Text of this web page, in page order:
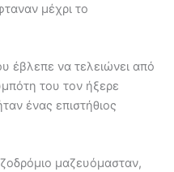
μέχρι το
έβλεπε να τελειώνει από
του τον ήξερε
ένας επιστήθιος
μαζευόμασταν,